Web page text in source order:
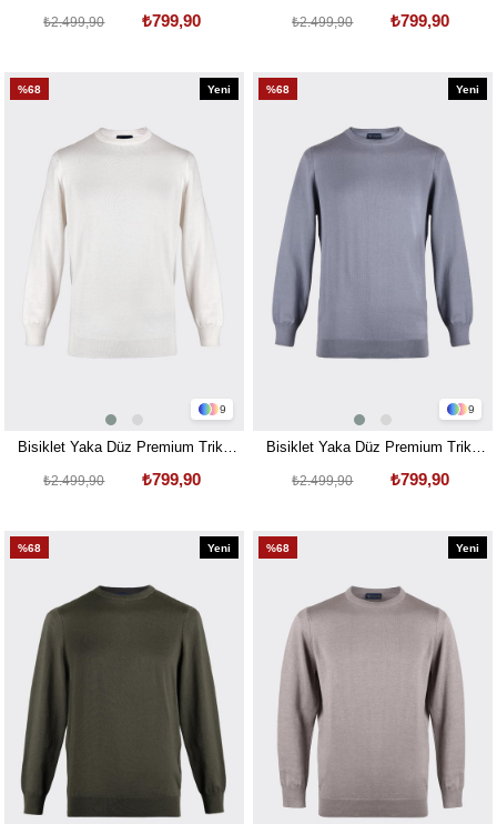
₺799,90
₺2.499,90 ₺799,90
₺2.499,90
9
%68
Yeni
Bisiklet Yaka Düz Premium Triko
₺799,90
₺2.499,90
9
%68
Yeni
Bisiklet Yaka Düz Premium Triko
₺799,90
₺2.499,90
%68
Yeni
%68
Yeni